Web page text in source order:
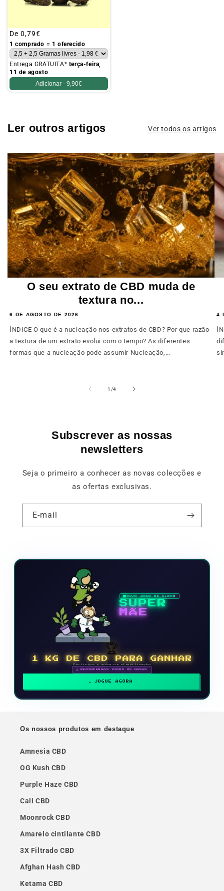
Preço
habitual
De 0,79€
1 comprado = 1 oferecido
Entrega GRATUITA* terça-feira,
11 de agosto
Adicionar - 9,90€
Ler outros artigos Ver todos os artigos
O seu extrato de CBD muda de
textura no...
6 DE AGOSTO DE 2026
ÍNDICE O que é a nucleação nos extratos de CBD? Por que razão
a textura de um extrato evolui com o tempo? As diferentes
formas que a nucleação pode assumir Nucleação,...
4
1 /de
4
Subscrever as nossas
newsletters
Seja o primeiro a conhecer as novas colecções e
as ofertas exclusivas.
E-mail
NOVO JOGO DE VÍDEO
SUPER
MÃE
🏆
1 KG DE CBD PARA GANHAR
Participe e suba na classificação
🗓 RECOMPENSAS TODOS OS MESES
JOGUE AGORA
Os nossos produtos em destaque
Amnesia CBD
OG Kush CBD
Purple Haze CBD
Cali CBD
Moonrock CBD
Amarelo cintilante CBD
3X Filtrado CBD
Afghan Hash CBD
Ketama CBD